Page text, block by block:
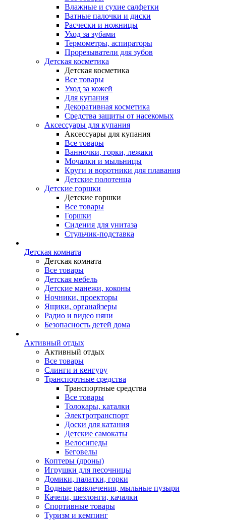
Влажные и сухие салфетки
Ватные палочки и диски
Расчески и ножницы
Уход за зубами
Термометры, аспираторы
Прорезыватели для зубов
Детская косметика
Детская косметика
Все товары
Уход за кожей
Для купания
Декоративная косметика
Средства защиты от насекомых
Аксессуары для купания
Аксессуары для купания
Все товары
Ванночки, горки, лежаки
Мочалки и мыльницы
Круги и воротники для плавания
Детские полотенца
Детские горшки
Детские горшки
Все товары
Горшки
Сидения для унитаза
Стульчик-подставка
Детская комната
Детская комната
Все товары
Детская мебель
Детские манежи, коконы
Ночники, проекторы
Ящики, органайзеры
Радио и видео няни
Безопасность детей дома
Активный отдых
Активный отдых
Все товары
Слинги и кенгуру
Транспортные средства
Транспортные средства
Все товары
Толокары, каталки
Электротранспорт
Доски для катания
Детские самокаты
Велосипеды
Беговелы
Коптеры (дроны)
Игрушки для песочницы
Домики, палатки, горки
Водные развлечения, мыльные пузыри
Качели, шезлонги, качалки
Спортивные товары
Туризм и кемпинг